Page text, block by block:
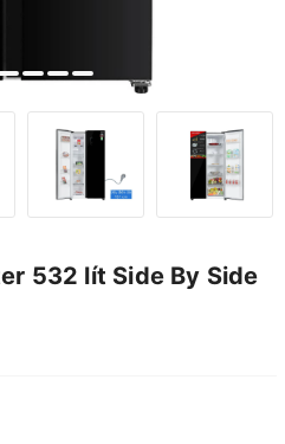
532 lít Side By Side